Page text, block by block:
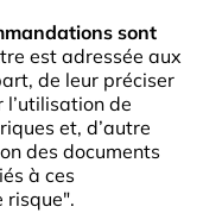
sont
est adressée aux
de leur préciser
de
et, d’autre
des documents
à ces
risque".